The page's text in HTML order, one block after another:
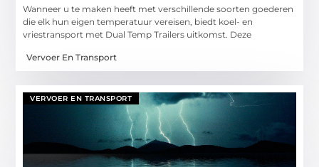
Wanneer u te maken heeft met verschillende soorten goederen
die elk hun eigen temperatuur vereisen, biedt koel- en
vriestransport met Dual Temp Trailers uitkomst. Deze
Vervoer En Transport
VERVOER EN TRANSPORT